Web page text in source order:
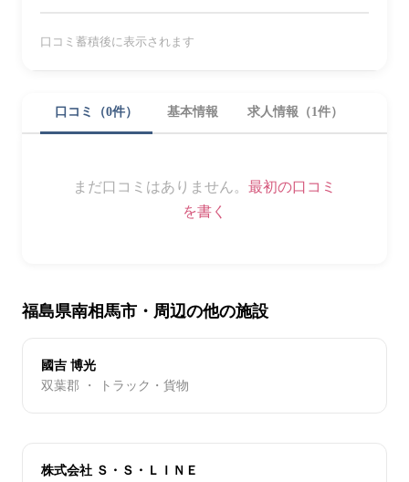
口コミ蓄積後に表示されます
口コミ（0件） 基本情報 求人情報（1件）
まだ口コミはありません。 最初の口コミ
を書く
福島県南相馬市・周辺の他の施設
國吉 博光
双葉郡 ・ トラック・貨物
株式会社 Ｓ・Ｓ・ＬＩＮＥ